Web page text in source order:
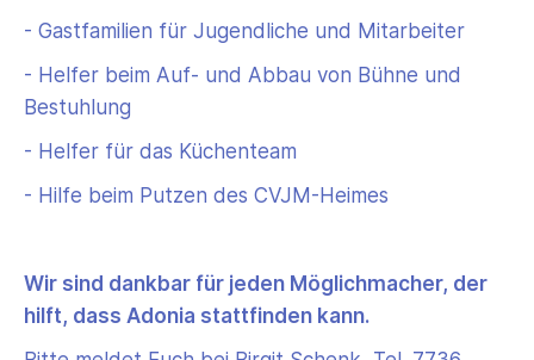
- Gastfamilien für Jugendliche und Mitarbeiter
- Helfer beim Auf- und Abbau von Bühne und
Bestuhlung
- Helfer für das Küchenteam
- Hilfe beim Putzen des CVJM-Heimes
Wir sind dankbar für jeden Möglichmacher, der
hilft, dass Adonia stattfinden kann.